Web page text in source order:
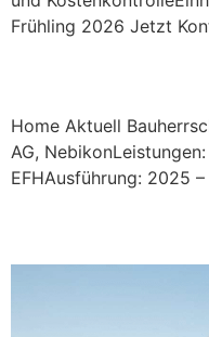
Frühling 2026 Jetzt
Home Aktuell
AG,
EFHAusführung: 2025